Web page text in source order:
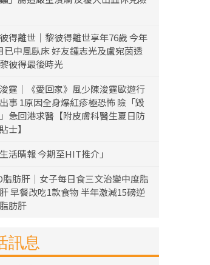
得離世｜黎彼得離世享年76歲 今年
已中風臥床 好友鍾志光及盧宛茵透
彼得最後時光
霆｜《愛回家》風少陳浚霆歐遊行
事 1原因全身爆紅疹極恐怖 險「毀
急回港求醫【附皮膚科醫生夏日防
士】
生活晴報 今期至HIT推介」
脂肪肝｜女子每日食三文治變中度脂
早餐改吃1款食物 半年激減15磅逆
肪肝
訊息